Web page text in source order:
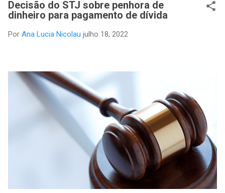
Decisão do STJ sobre penhora de
dinheiro para pagamento de dívida
Por Ana Lucia Nicolau julho 18, 2022